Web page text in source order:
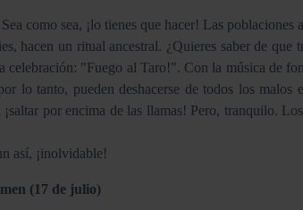
como sea, ¡lo tienes que hacer! Las
hacen un ritual ancestral. ¿Quieres saber de
celebración: "Fuego al Taro!". Con la música de
lo tanto, pueden deshacerse de todos los
por encima de las llamas! Pero, tranquilo.
así, ¡inolvidable!
(17 de julio)